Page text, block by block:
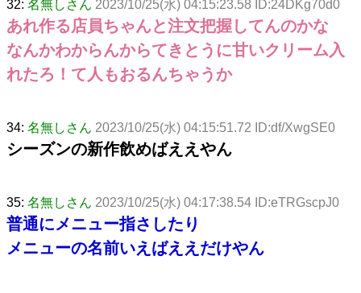
32: 名無しさん 2023/10/25(水) 04:15:23.58 ID:24DKg70d0
あれ作る店員ちゃんと注文把握してんのかな
なんかわからんからてきとうに甘いクリーム入
れたろ！て人もおるんちゃうか
34: 名無しさん 2023/10/25(水) 04:15:51.72 ID:df/XwgSE0
シーズンの新作飲めばええやん
35: 名無しさん 2023/10/25(水) 04:17:38.54 ID:eTRGscpJ0
普通にメニュー指さしたり
メニューの名前いえばええだけやん